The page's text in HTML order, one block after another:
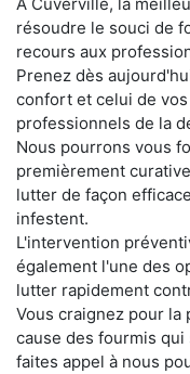
À Cuverville, la
résoudre le souci de
recours aux
Prenez dès
confort et celui de
professionnels de la
Nous pourrons vous
premièrement
lutter de façon
infestent.
L'intervention
également l'une des
lutter rapidement
Vous craignez pour
cause des fourmis
faites appel à nous